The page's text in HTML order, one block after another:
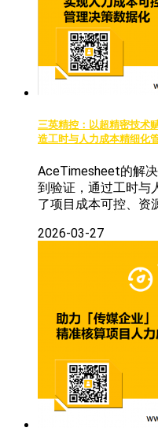
三英精控：以超精密技术
造工时与人力成本精细化
AceTimesheet的解
到验证，通过工时与
了项目成本可控、资
2026-03-27